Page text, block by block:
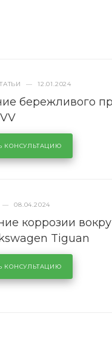
— 12.01.2024
бережливого
КОНСУЛЬТАЦИЮ
— 08.04.2024
коррозии
Tiguan
КОНСУЛЬТАЦИЮ